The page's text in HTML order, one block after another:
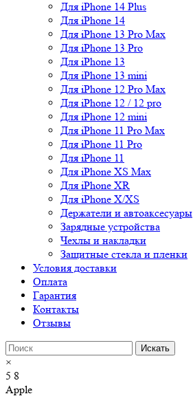
Для iPhone 14 Plus
Для iPhone 14
Для iPhone 13 Pro Max
Для iPhone 13 Pro
Для iPhone 13
Для iPhone 13 mini
Для iPhone 12 Pro Max
Для iPhone 12 / 12 pro
Для iPhone 12 mini
Для iPhone 11 Pro Max
Для iPhone 11 Pro
Для iPhone 11
Для iPhone XS Max
Для iPhone XR
Для iPhone X/XS
Держатели и автоаксесуары
Зарядные устройства
Чехлы и накладки
Защитные стекла и пленки
Условия доставки
Оплата
Гарантия
Контакты
Отзывы
×
5 8
Apple